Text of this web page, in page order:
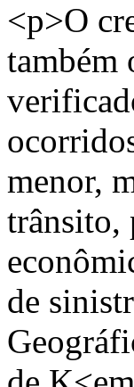
<p>O
também
menor,
trânsito,
de